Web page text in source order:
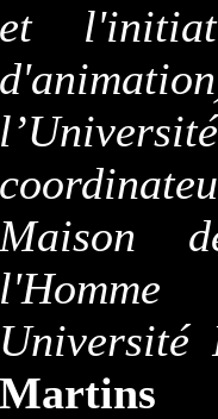
et
Maison
Université